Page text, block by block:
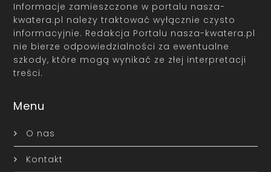
Informacje zamieszczone w portalu nasza-
kwatera.pl należy traktować wyłącznie czysto
informacyjnie. Redakcja Portalu nasza-kwatera.pl
nie bierze odpowiedzialności za ewentualne
szkody, które mogą wynikać ze złej interpretacji
treści.
Menu
O nas
Kontakt